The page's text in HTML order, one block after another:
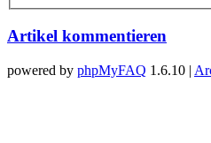
Artikel kommentieren
powered by phpMyFAQ 1.6.10 |